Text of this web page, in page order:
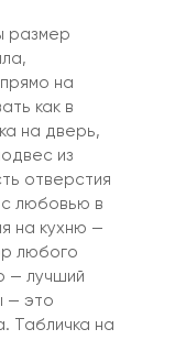
размер
на
как в
на дверь,
из
отверстия
любовью в
на кухню —
любого
— лучший
— это
Табличка на